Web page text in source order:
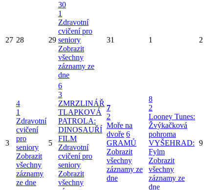
27 28 29
30
1
Zdravotní
cvičení pro
seniory
Zobrazit
všechny
záznamy ze
dne
31 1 2
3
4
1
Zdravotní
cvičení
pro
seniory
Zobrazit
všechny
záznamy
ze dne
5
6
3
ZMRZLINÁŘ
TLAPKOVÁ
PATROLA:
DINOSAUŘÍ
FILM
Zdravotní
cvičení pro
seniory
Zobrazit
všechny
7
2
Moře na
dvoře 6
GRAMŮ
Zobrazit
všechny
záznamy ze
dne
8
2
Looney Tunes:
Žvýkačková
pohroma
VYŠEHRAD:
Fylm
Zobrazit
všechny
záznamy ze
dne
9